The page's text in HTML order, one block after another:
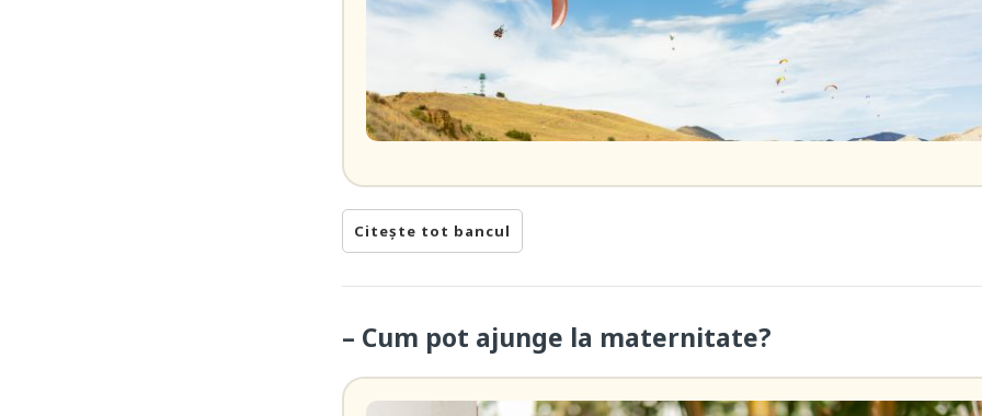
Citește tot bancul
– Cum pot ajunge la maternitate?